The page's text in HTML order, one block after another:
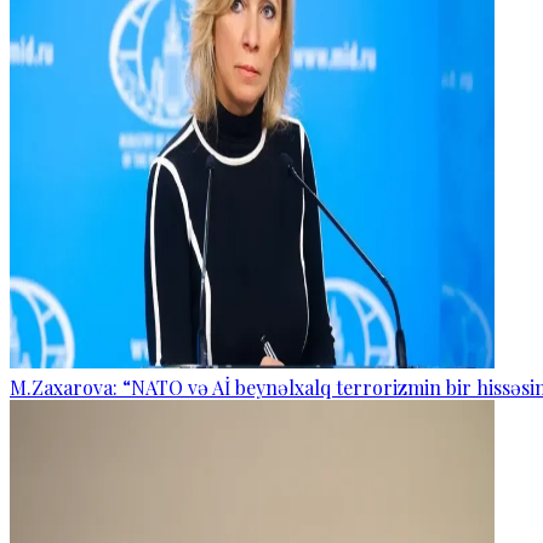
M.Zaxarova: “NATO və Aİ beynəlxalq terrorizmin bir